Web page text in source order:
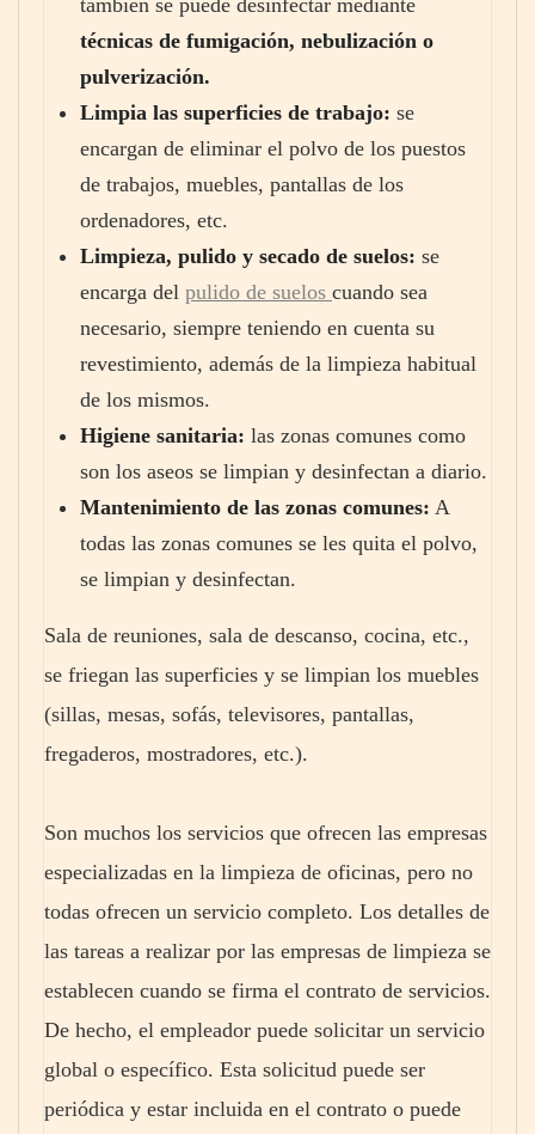
también se puede desinfectar mediante
técnicas de fumigación, nebulización o
pulverización.
Limpia las superficies de trabajo: se
encargan de eliminar el polvo de los puestos
de trabajos, muebles, pantallas de los
ordenadores, etc.
Limpieza, pulido y secado de suelos: se
encarga del pulido de suelos cuando sea
necesario, siempre teniendo en cuenta su
revestimiento, además de la limpieza habitual
de los mismos.
Higiene sanitaria: las zonas comunes como
son los aseos se limpian y desinfectan a diario.
Mantenimiento de las zonas comunes: A
todas las zonas comunes se les quita el polvo,
se limpian y desinfectan.
Sala de reuniones, sala de descanso, cocina, etc.,
se friegan las superficies y se limpian los muebles
(sillas, mesas, sofás, televisores, pantallas,
fregaderos, mostradores, etc.).
Son muchos los servicios que ofrecen las empresas
especializadas en la limpieza de oficinas, pero no
todas ofrecen un servicio completo. Los detalles de
las tareas a realizar por las empresas de limpieza se
establecen cuando se firma el contrato de servicios.
De hecho, el empleador puede solicitar un servicio
global o específico. Esta solicitud puede ser
periódica y estar incluida en el contrato o puede